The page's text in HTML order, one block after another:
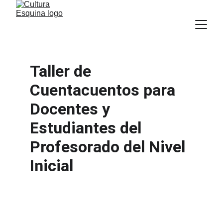
Taller de
Cuentacuentos para
Docentes y
Estudiantes del
Profesorado del Nivel
Inicial